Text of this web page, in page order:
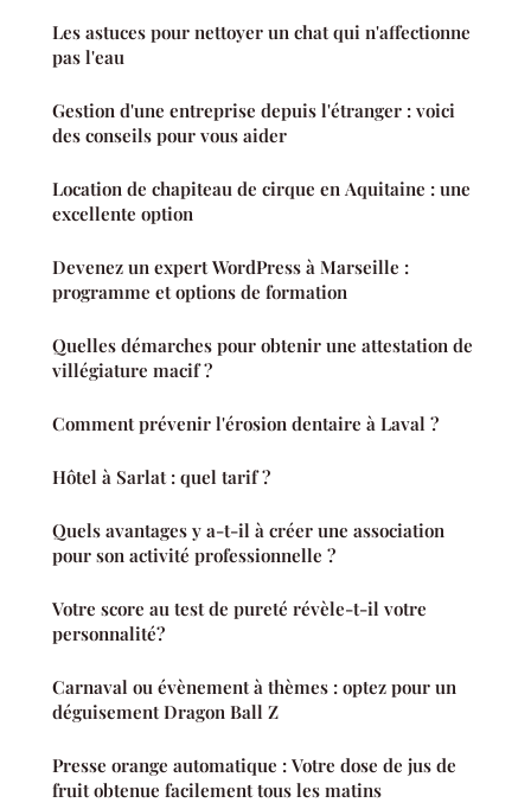
Les astuces pour nettoyer un chat qui n'affectionne
pas l'eau
Gestion d'une entreprise depuis l'étranger : voici
des conseils pour vous aider
Location de chapiteau de cirque en Aquitaine : une
excellente option
Devenez un expert WordPress à Marseille :
programme et options de formation
Quelles démarches pour obtenir une attestation de
villégiature macif ?
Comment prévenir l'érosion dentaire à Laval ?
Hôtel à Sarlat : quel tarif ?
Quels avantages y a-t-il à créer une association
pour son activité professionnelle ?
Votre score au test de pureté révèle-t-il votre
personnalité?
Carnaval ou évènement à thèmes : optez pour un
déguisement Dragon Ball Z
Presse orange automatique : Votre dose de jus de
fruit obtenue facilement tous les matins